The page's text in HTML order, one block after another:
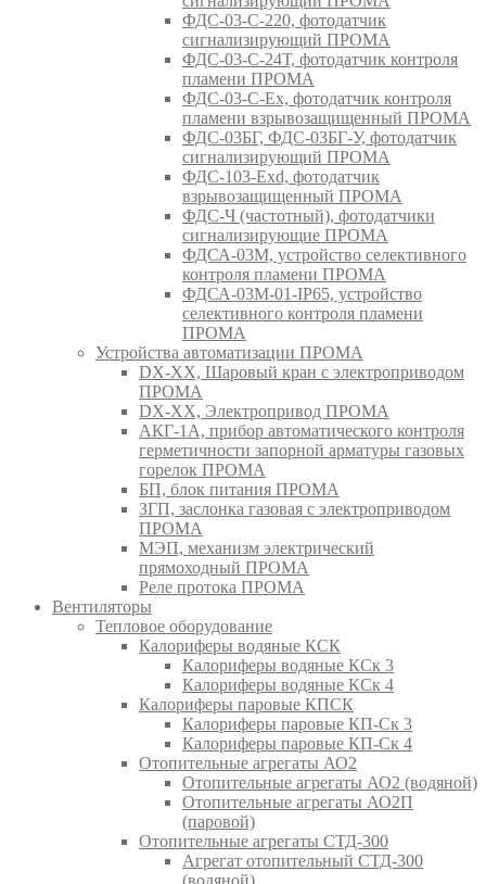
ФДС-03-С-220, фотодатчик
сигнализирующий ПРОМА
ФДС-03-С-24Т, фотодатчик контроля
пламени ПРОМА
ФДС-03-С-Ex, фотодатчик контроля
пламени взрывозащищенный ПРОМА
ФДС-03БГ, ФДС-03БГ-У, фотодатчик
сигнализирующий ПРОМА
ФДС-103-Ехd, фотодатчик
взрывозащищенный ПРОМА
ФДС-Ч (частотный), фотодатчики
сигнализирующие ПРОМА
ФДСА-03М, устройство селективного
контроля пламени ПРОМА
ФДСА-03М-01-IP65, устройство
селективного контроля пламени
ПРОМА
Устройства автоматизации ПРОМА
DX-XX, Шаровый кран c электроприводом
ПРОМА
DX-XX, Электропривод ПРОМА
АКГ-1А, прибор автоматического контроля
герметичности запорной арматуры газовых
горелок ПРОМА
БП, блок питания ПРОМА
ЗГП, заслонка газовая с электроприводом
ПРОМА
МЭП, механизм электрический
прямоходный ПРОМА
Реле протока ПРОМА
Вентиляторы
Тепловое оборудование
Калориферы водяные КСК
Калориферы водяные КСк 3
Калориферы водяные КСк 4
Калориферы паровые КПСК
Калориферы паровые КП-Ск 3
Калориферы паровые КП-Ск 4
Отопительные агрегаты АО2
Отопительные агрегаты АО2 (водяной)
Отопительные агрегаты АО2П
(паровой)
Отопительные агрегаты СТД-300
Агрегат отопительный СТД-300
(водяной)